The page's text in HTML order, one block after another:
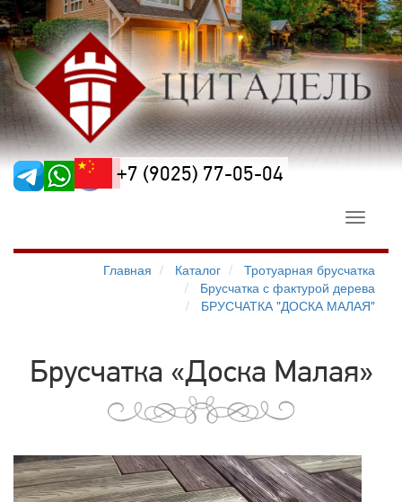
+7 (9025) 77-05-04
Toggle
Главная
Каталог
Тротуарная брусчатка
Брусчатка с фактурой дерева
БРУСЧАТКА "ДОСКА МАЛАЯ"
Брусчатка «Доска Малая»